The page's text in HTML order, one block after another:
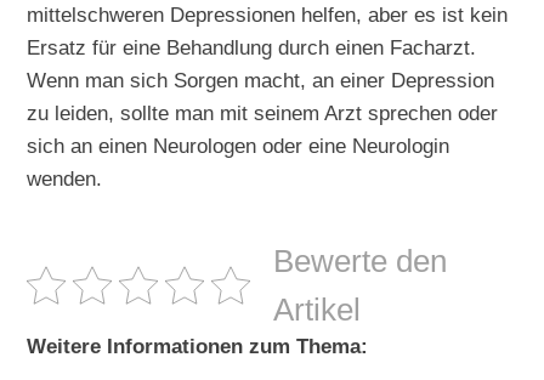
mittelschweren Depressionen helfen, aber es ist kein
Ersatz für eine Behandlung durch einen Facharzt.
Wenn man sich Sorgen macht, an einer Depression
zu leiden, sollte man mit seinem Arzt sprechen oder
sich an einen Neurologen oder eine Neurologin
wenden.
Bewerte den
Artikel
Weitere Informationen zum Thema: